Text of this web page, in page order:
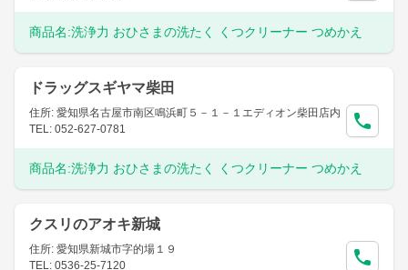
商品名:洗浄力 おひさまの洗たく くつクリーナー つめかえ
ドラッグスギヤマ柴田
住所: 愛知県名古屋市南区鳴浜町５－１－１エディオン柴田店内
TEL: 052-627-0781
商品名:洗浄力 おひさまの洗たく くつクリーナー つめかえ
クスリのアオキ新城
住所: 愛知県新城市字的場１９
TEL: 0536-25-7120